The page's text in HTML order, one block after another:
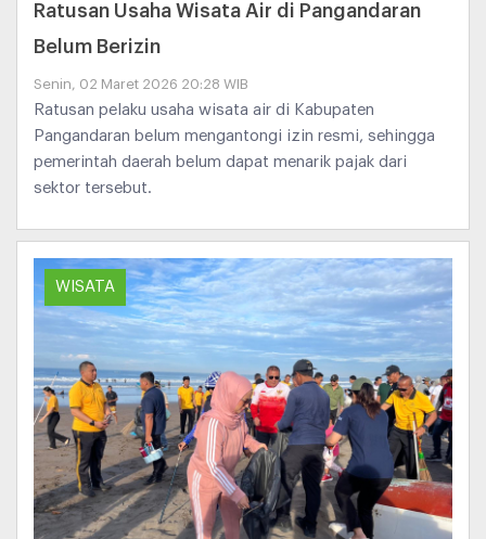
Ratusan Usaha Wisata Air di Pangandaran
Belum Berizin
Senin, 02 Maret 2026 20:28 WIB
Ratusan pelaku usaha wisata air di Kabupaten
Pangandaran belum mengantongi izin resmi, sehingga
pemerintah daerah belum dapat menarik pajak dari
sektor tersebut.
WISATA